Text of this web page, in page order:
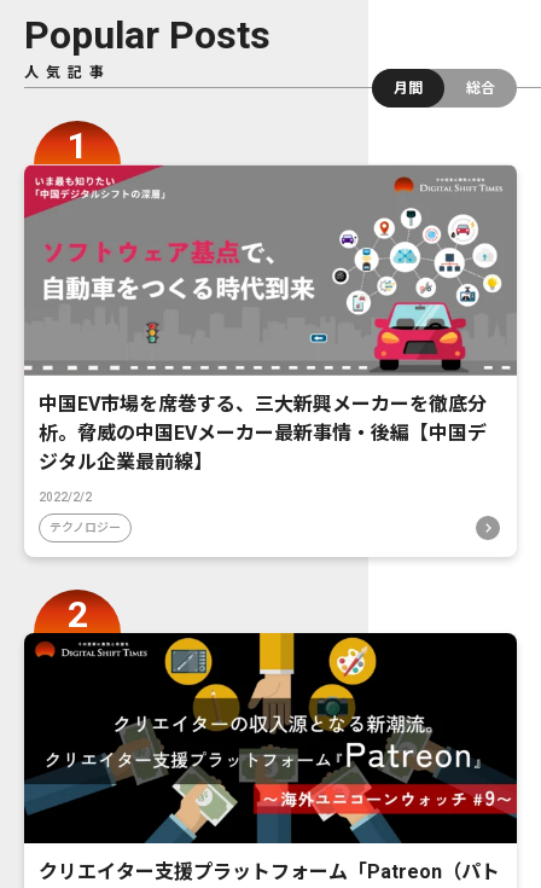
Popular Posts
人気記事
月間
総合
中国EV市場を席巻する、三大新興メーカーを徹底分
析。脅威の中国EVメーカー最新事情・後編【中国デ
ジタル企業最前線】
2022/2/2
テクノロジー
クリエイター支援プラットフォーム「Patreon（パト